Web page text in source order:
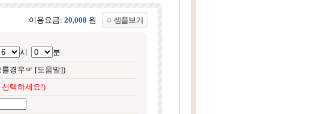
이용요금: 20,000 원
시
분
를경우☞ [도움말])
택하세요!)